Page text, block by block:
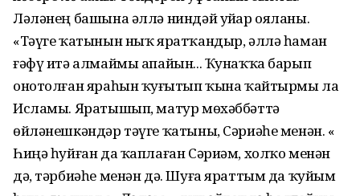
Ләләнең башына әллә ниндәй уйҙар ояланы.
«Тәүге ҡатынын ныҡ яратҡандыр, әллә һаман
ғәфү итә алмаймы апайын... Ҡунаҡҡа барып
онотолған яраһын ҡуҙғытып ҡына ҡайтырмы ла
Исламы. Яратышып, матур мөхәббәттә
өйләнешкәндәр тәүге ҡатыны, Сәриәһе менән. «
Һиңә һуйған да ҡаплаған Сәриәм, холҡо менән
дә, тәрбиәһе менән дә. Шуға яраттым да ҡуйҙым